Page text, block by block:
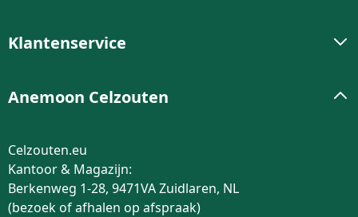
Klantenservice
Anemoon Celzouten
Celzouten.eu
Kantoor & Magazijn:
Berkenweg 1-28, 9471VA Zuidlaren, NL
(bezoek of afhalen op afspraak)